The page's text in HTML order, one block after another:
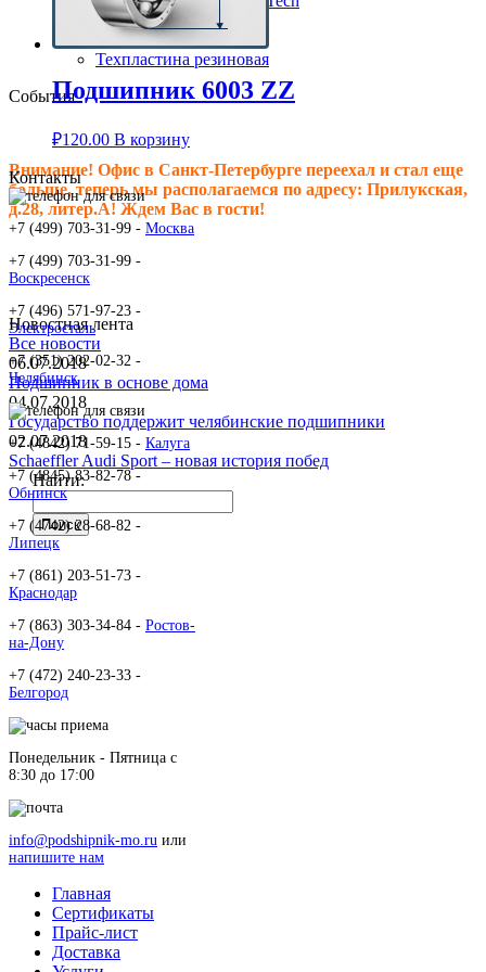
Сальники подшипника
Клиновые ремни
Техпластина резиновая
События
Внимание! Офис в Санкт-Петербурге переехал и стал еще
больше, теперь мы располагаемся по адресу: Прилукская,
д.28, литер.А! Ждем Вас в гости!
Новостная лента
Все новости
06.07.2018
Подшипник в основе дома
04.07.2018
Государство поддержит челябинские подшипники
02.07.2018
Schaeffler Audi Sport – новая история побед
Найти:
Подшипник 6003 ZZ
₽120.00 В корзину
Контакты
+7 (499) 703-31-99 - Москва
+7 (499) 703-31-99 -
Воскресенск
+7 (496) 571-97-23 -
Электросталь
+7 (351) 202-02-32 -
Челябинск
+7 (4842) 71-59-15 - Калуга
+7 (4845) 83-82-78 -
Обнинск
+7 (4742) 28-68-82 -
Липецк
+7 (861) 203-51-73 -
Краснодар
+7 (863) 303-34-84 - Ростов-
на-Дону
+7 (472) 240-23-33 -
Белгород
Понедельник - Пятница c
8:30 до 17:00
info@podshipnik-mo.ru или
напишите нам
Главная
Сертификаты
Прайс-лист
Доставка